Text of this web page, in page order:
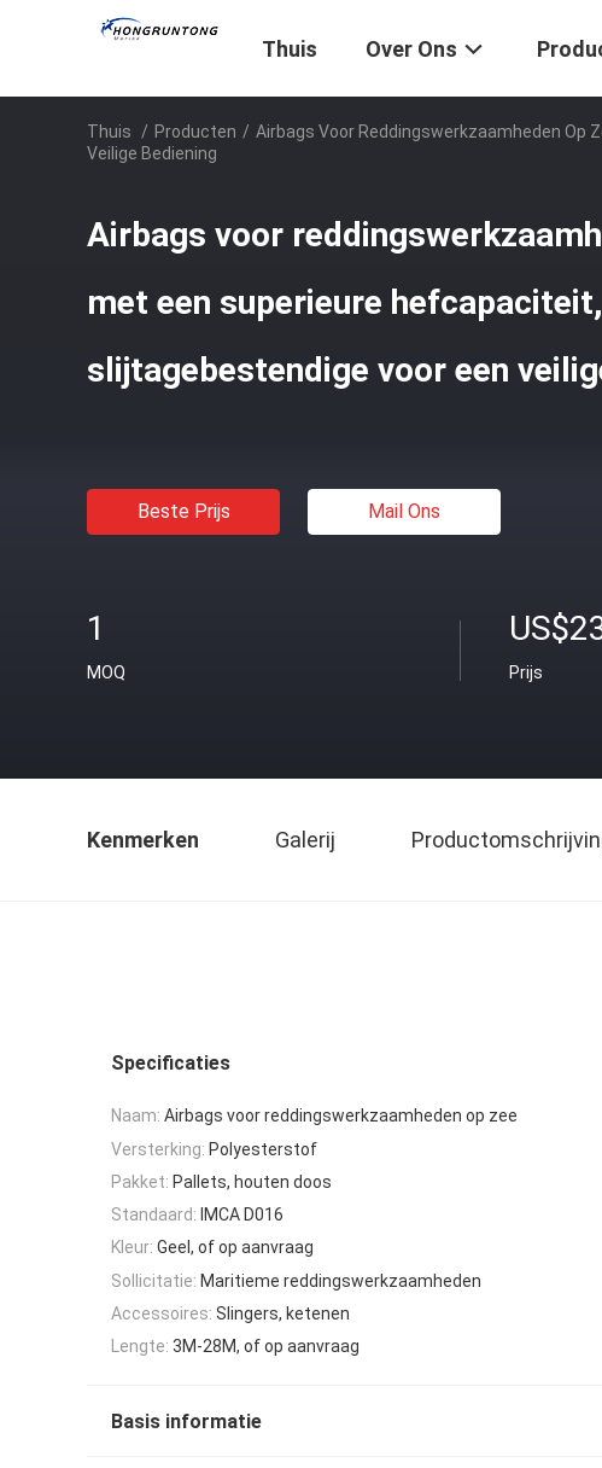
Thuis Over Ons
Thuis / Producten / Airbags Voor Reddingswerkzaamheden Op
Veilige Bediening
Airbags voor
met een superieure hefcapaciteit,
slijtagebestendige voor een
Beste Prijs Mail Ons
1
MOQ Prijs
Kenmerken Galerij
Specificaties
Naam: Airbags voor reddingswerkzaamheden op zee
Versterking: Polyesterstof
Pakket: Pallets, houten doos
Standaard: IMCA D016
Kleur: Geel, of op aanvraag
Sollicitatie: Maritieme reddingswerkzaamheden
Accessoires: Slingers, ketenen
Lengte: 3M-28M, of op aanvraag
Basis informatie